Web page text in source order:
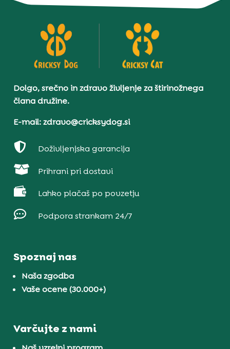
Dolgo, srečno in zdravo življenje za štirinožnega
člana družine.
E-mail: zdravo@cricksydog.si
 Doživljenjska garancija
 Prihrani pri dostavi
 Lahko plačaš po povzetju
 Podpora strankam 24/7
Spoznaj nas
Naša zgodba
Vaše ocene (30.000+)
Varčujte z nami